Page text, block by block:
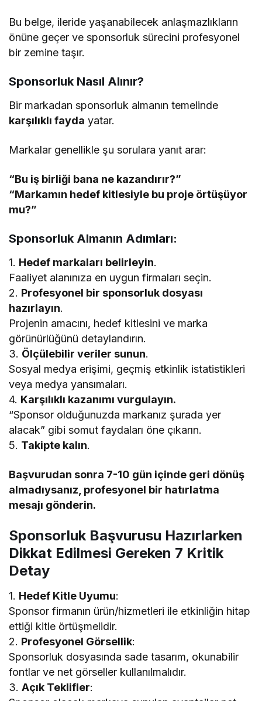
Bu belge, ileride yaşanabilecek anlaşmazlıkların
önüne geçer ve sponsorluk sürecini profesyonel
bir zemine taşır.
Sponsorluk Nasıl Alınır?
Bir markadan sponsorluk almanın temelinde
karşılıklı fayda yatar.
Markalar genellikle şu sorulara yanıt arar:
“Bu iş birliği bana ne kazandırır?”
“Markamın hedef kitlesiyle bu proje örtüşüyor
mu?”
Sponsorluk Almanın Adımları:
1. Hedef markaları belirleyin.
Faaliyet alanınıza en uygun firmaları seçin.
2. Profesyonel bir sponsorluk dosyası
hazırlayın.
Projenin amacını, hedef kitlesini ve marka
görünürlüğünü detaylandırın.
3. Ölçülebilir veriler sunun.
Sosyal medya erişimi, geçmiş etkinlik istatistikleri
veya medya yansımaları.
4. Karşılıklı kazanımı vurgulayın.
“Sponsor olduğunuzda markanız şurada yer
alacak” gibi somut faydaları öne çıkarın.
5. Takipte kalın.
Başvurudan sonra 7-10 gün içinde geri dönüş
almadıysanız, profesyonel bir hatırlatma
mesajı gönderin.
Sponsorluk Başvurusu Hazırlarken
Dikkat Edilmesi Gereken 7 Kritik
Detay
1. Hedef Kitle Uyumu:
Sponsor firmanın ürün/hizmetleri ile etkinliğin hitap
ettiği kitle örtüşmelidir.
2. Profesyonel Görsellik:
Sponsorluk dosyasında sade tasarım, okunabilir
fontlar ve net görseller kullanılmalıdır.
3.Açık Teklifler: